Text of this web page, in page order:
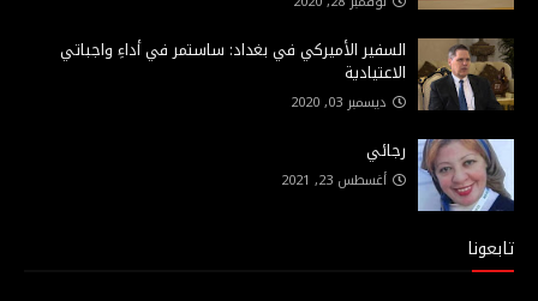
السفير الأميركي في بغداد: ساستمر في أداءِ واجباتي
الاعتيادية
ديسمبر 03, 2020
رجائي
أغسطس 23, 2021
تابعونا